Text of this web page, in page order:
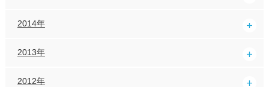
2014年
2013年
2012年